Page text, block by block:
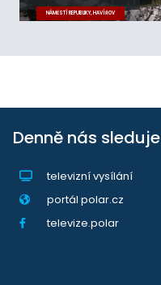
NÁMĚSTÍ REPUBLIKY, HAVÍŘOV
Denně nás sleduje
televizní vysílání
portál polar.cz
televize.polar